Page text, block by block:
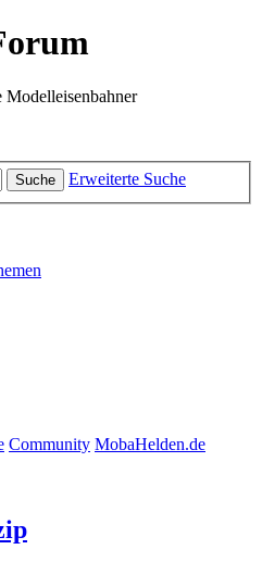
Suche Erweiterte Suche
Community MobaHelden.de